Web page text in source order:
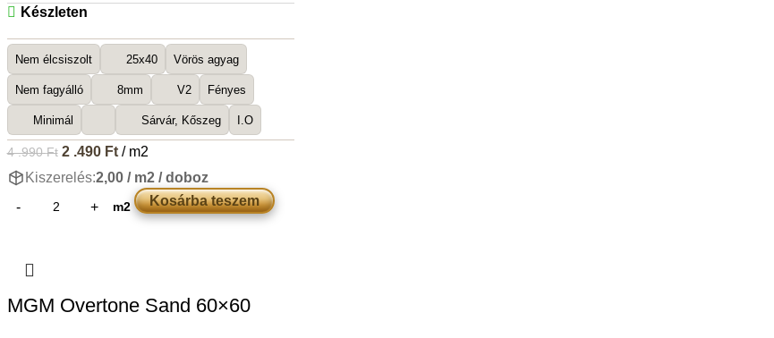
Készleten
Nem élcsiszolt 25x40 Vörös agyag
Nem fagyálló 8mm V2 Fényes
Minimál Sárvár, Kőszeg I.O
4 .990Ft 2 .490 Ft/ m2
Kiszerelés:2,00 / m2 / doboz
m2 Kosárba teszem
MGM Overtone Sand 60×60